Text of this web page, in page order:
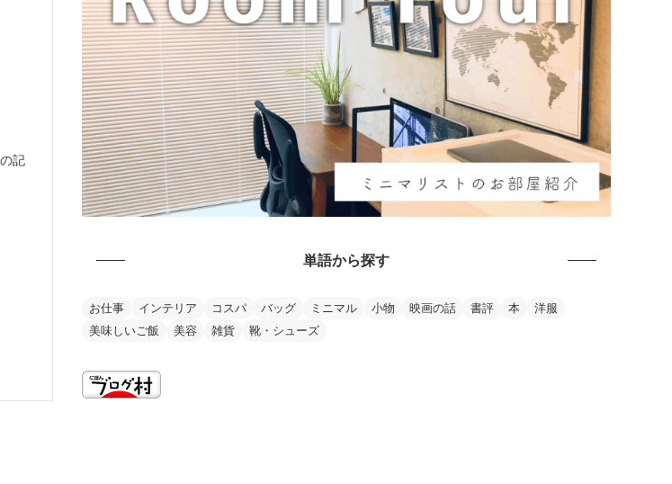
記
単語から探す
お仕事 インテリア コスパ バッグ ミニマル 小物 映画の話 書評 本
洋服
美味しいご飯
美容 雑貨 靴・シューズ